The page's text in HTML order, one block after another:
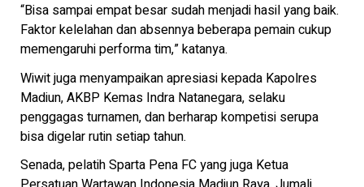
“Bisa sampai empat besar sudah menjadi hasil yang baik.
Faktor kelelahan dan absennya beberapa pemain cukup
memengaruhi performa tim,” katanya.
Wiwit juga menyampaikan apresiasi kepada Kapolres
Madiun, AKBP Kemas Indra Natanegara, selaku
penggagas turnamen, dan berharap kompetisi serupa
bisa digelar rutin setiap tahun.
Senada, pelatih Sparta Pena FC yang juga Ketua